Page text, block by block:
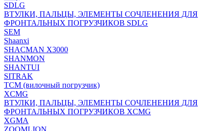
SDLG
ВТУЛКИ, ПАЛЬЦЫ, ЭЛЕМЕНТЫ СОЧЛЕНЕНИЯ ДЛЯ
ФРОНТАЛЬНЫХ ПОГРУЗЧИКОВ SDLG
SEM
Shaanxi
SHACMAN X3000
SHANMON
SHANTUI
SITRAK
TCM (вилочный погрузчик)
XCMG
ВТУЛКИ, ПАЛЬЦЫ, ЭЛЕМЕНТЫ СОЧЛЕНЕНИЯ ДЛЯ
ФРОНТАЛЬНЫХ ПОГРУЗЧИКОВ XCMG
XGMA
ZOOMLION